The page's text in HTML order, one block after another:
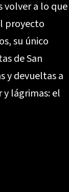
volver a lo que
proyecto
su único
de San
y devueltas a
y lágrimas: el